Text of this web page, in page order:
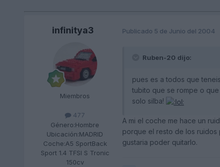
infinitya3
Miembros
477
Género:Hombre
Ubicación:MADRID
Coche:A5 SportBack
Sport 1.4 TFSI S Tronic
150cv
Publicado 5 de Junio del 2004
Ruben-20 dijo:
pues es a todos que
tubito que se rompe o
solo silba!
A mi el coche me hace un
porque el resto de los ruidos
gustaria poder quitarlo.